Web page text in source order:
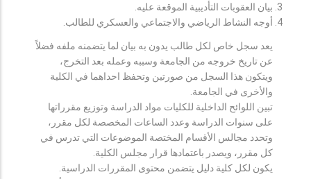
بيان العقوبات التأديبية الموقعة عليه.
أوجه النشاط الرياضي والاجتماعي والعسكري للطالب.
يعد سجل خاص لكل طالب يدون به بيان لما يتضمنه ملفه فضلاً
عن تاريخ خروجه من الجامعة وسببه وعمله بعد التخرج،
ويتكون هذا السجل من صورتين وتحفظ احداهما في الكلية
والأخرى في الجامعة.
تبين اللوائح الداخلية للكليات مواد الدراسة وتوزيع مقرراتها
على سنوات الدراسة وعدد الساعات المخصصة لكل مقرر،
وتحدد مجالس الأقسام المختصة الموضوعات التي تدرس في
كل مقرر، ويصدر باعتمادها قرار مجلس الكلية.
يكون لكل كلية دليل يتضمن محتوى المقررات الدراسية.